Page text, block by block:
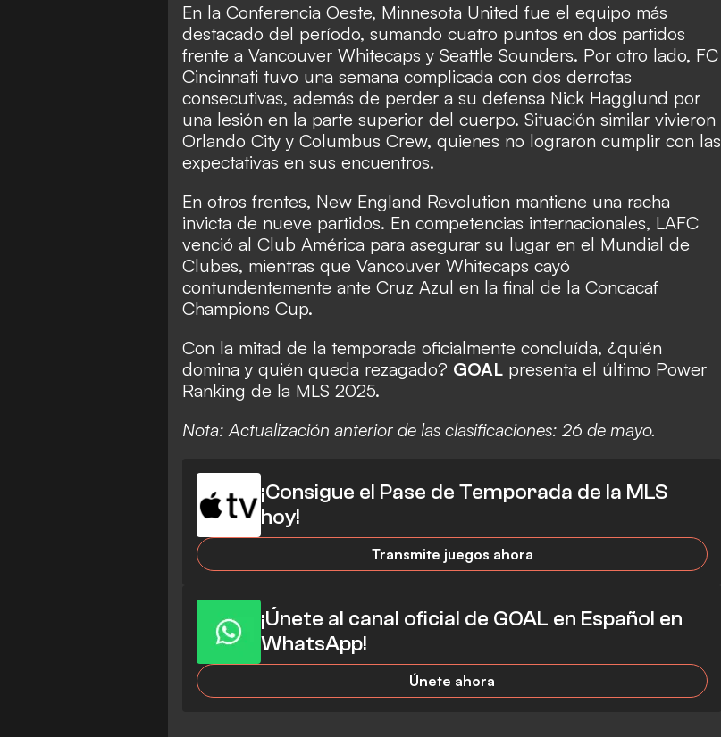
En la Conferencia Oeste, Minnesota United fue el equipo más
destacado del período, sumando cuatro puntos en dos partidos
frente a Vancouver Whitecaps y Seattle Sounders. Por otro lado, FC
Cincinnati tuvo una semana complicada con dos derrotas
consecutivas, además de perder a su defensa Nick Hagglund por
una lesión en la parte superior del cuerpo. Situación similar vivieron
Orlando City y Columbus Crew, quienes no lograron cumplir con las
expectativas en sus encuentros.
En otros frentes, New England Revolution mantiene una racha
invicta de nueve partidos. En competencias internacionales, LAFC
venció al Club América para asegurar su lugar en el Mundial de
Clubes, mientras que Vancouver Whitecaps cayó
contundentemente ante Cruz Azul en la final de la Concacaf
Champions Cup.
Con la mitad de la temporada oficialmente concluída, ¿quién
domina y quién queda rezagado? GOAL presenta el último Power
Ranking de la MLS 2025.
Nota: Actualización anterior de las clasificaciones: 26 de mayo.
¡Consigue el Pase de Temporada de la MLS
hoy!
Transmite juegos ahora
¡Únete al canal oficial de GOAL en Español en
WhatsApp!
Únete ahora